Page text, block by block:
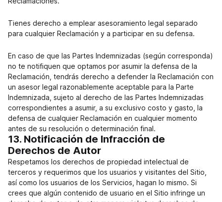
Tienes derecho a emplear asesoramiento legal separado
para cualquier Reclamación y a participar en su defensa.
En caso de que las Partes Indemnizadas (según corresponda)
no te notifiquen que optamos por asumir la defensa de la
Reclamación, tendrás derecho a defender la Reclamación con
un asesor legal razonablemente aceptable para la Parte
Indemnizada, sujeto al derecho de las Partes Indemnizadas
correspondientes a asumir, a su exclusivo costo y gasto, la
defensa de cualquier Reclamación en cualquier momento
antes de su resolución o determinación final.
13. Notificación de Infracción de
Derechos de Autor
Respetamos los derechos de propiedad intelectual de
terceros y requerimos que los usuarios y visitantes del Sitio,
así como los usuarios de los Servicios, hagan lo mismo. Si
crees que algún contenido de usuario en el Sitio infringe un